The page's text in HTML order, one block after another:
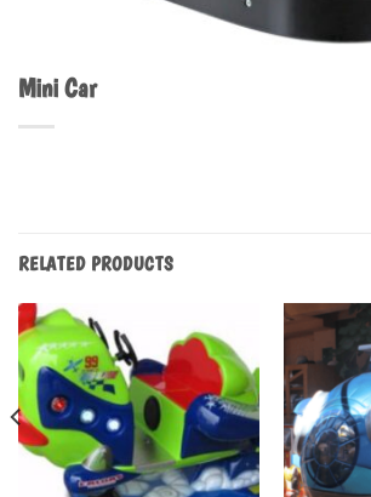
Mini Car
RELATED PRODUCTS